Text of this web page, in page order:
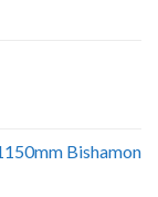
Bishamon